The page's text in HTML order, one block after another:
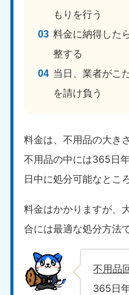
もりを行う
料金に納得した
整する
当日、業者がこ
を請け負う
料金は、不用品の大き
不用品の中には365日
日中に処分可能なとこ
料金はかかりますが、
合には最適な処分方法で
不用品
365日